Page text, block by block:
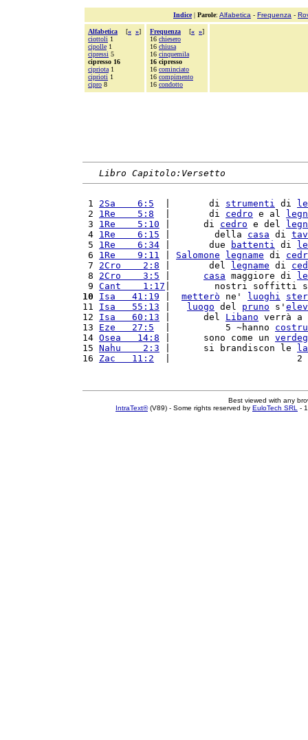
Indice| Parole: Alfabetica - Frequenza -
Alfabetica [« »]
ciottoli 1
cipolle 1
cipressi 5
cipresso 16
cipriota 1
ciprioti 1
cipro 8
Frequenza [« »]
16 chiesero
16 chiusa
16 cinquemila
16 cipresso
16 cominciato
16 compimento
16 condotto
Libro Capitolo:Versetto
1 2Sa    6:5
  |       di
strumenti di
2 1Re    5:8
  |       di
cedro e al
3 1Re    5:10 |      di cedro e del
4 1Re    6:15 |        della casa di
5 1Re    6:34 |       due battenti di
6 1Re    9:11 Salomone legname di
7 2Cro    2:8 |       del legname di
8 2Cro    3:5 casa maggiore di
9 Cant    1:17 |        nostri soffitti
10
Isa   41:19 metterò ne' luoghi
11 Isa   55:13 luogo del pruno s'
12 Isa   60:13 |      del Libano verrà
13 Eze   27:5
  |          5 ~hanno
14 Osea   14:8 |      sono come un
15 Nahu    2:3 |      si brandiscon le
16 Zac   11:2
|                       2
Best viewed with any
IntraText®(V89) - Some rights reserved by EuloTech SRL -